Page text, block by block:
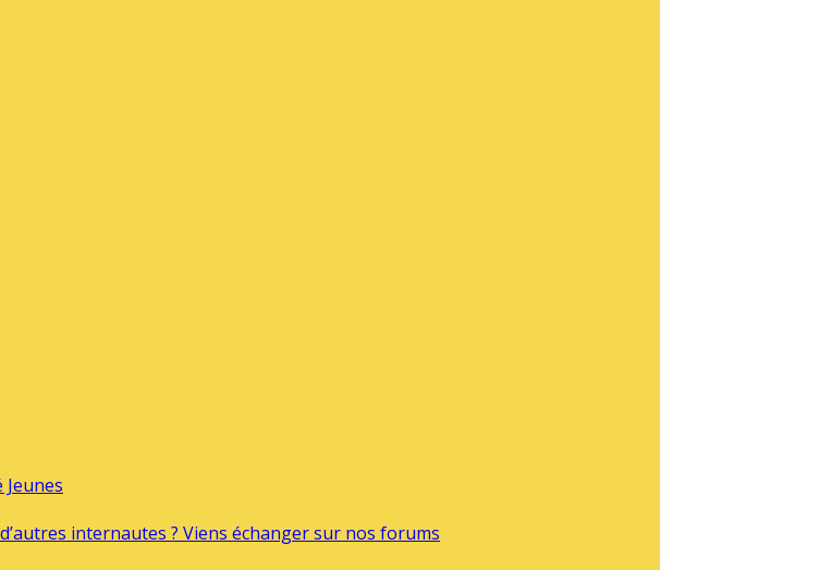
internautes ? Viens échanger sur nos forums